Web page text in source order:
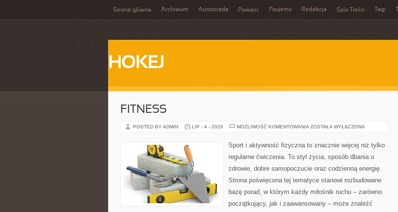
Strona główna Archiwum Autostrada Powieść Psujemy Redakcja Spis Treści Tagi
HOKEJ
FITNESS
POSTED BY ADMIN LIP - 4 - 2026 MOŻLIWOŚĆ KOMENTOWANIA FITNESS
ZOSTAŁA WYŁĄCZONA
Sport i aktywność fizyczna to znacznie więcej niż tylko
regularne ćwiczenia. To styl życia, sposób dbania o
zdrowie, dobre samopoczucie oraz codzienną energię.
Strona poświęcona tej tematyce stanowi rozbudowane
bazę porad, w którym każdy miłośnik ruchu – zarówno
początkujący, jak i zaawansowany – może znaleźć